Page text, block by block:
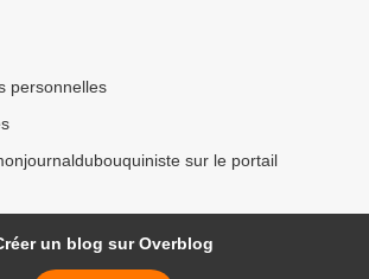
personnelles
sur le portail
un blog sur Overblog